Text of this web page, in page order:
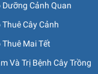
Dưỡng Cảnh Quan
Thuê Cây Cảnh
Thuê Mai Tết
Và Trị Bệnh Cây Trồng